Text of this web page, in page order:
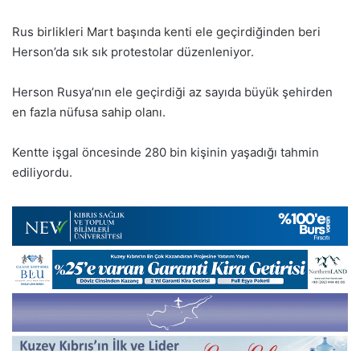
Rus birlikleri Mart başında kenti ele geçirdiğinden beri
Herson’da sık sık protestolar düzenleniyor.
Herson Rusya’nın ele geçirdiği az sayıda büyük şehirden
en fazla nüfusa sahip olanı.
Kentte işgal öncesinde 280 bin kişinin yaşadığı tahmin
ediliyordu.